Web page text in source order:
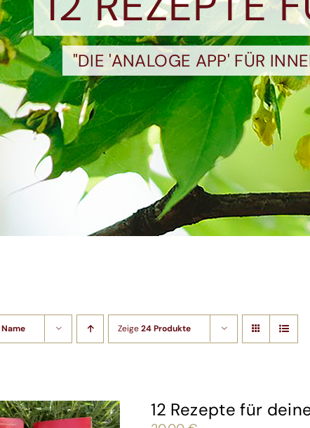
"DIE 'ANALOGE APP' FÜR
Name Zeige24 Produkte
12 Rezepte für